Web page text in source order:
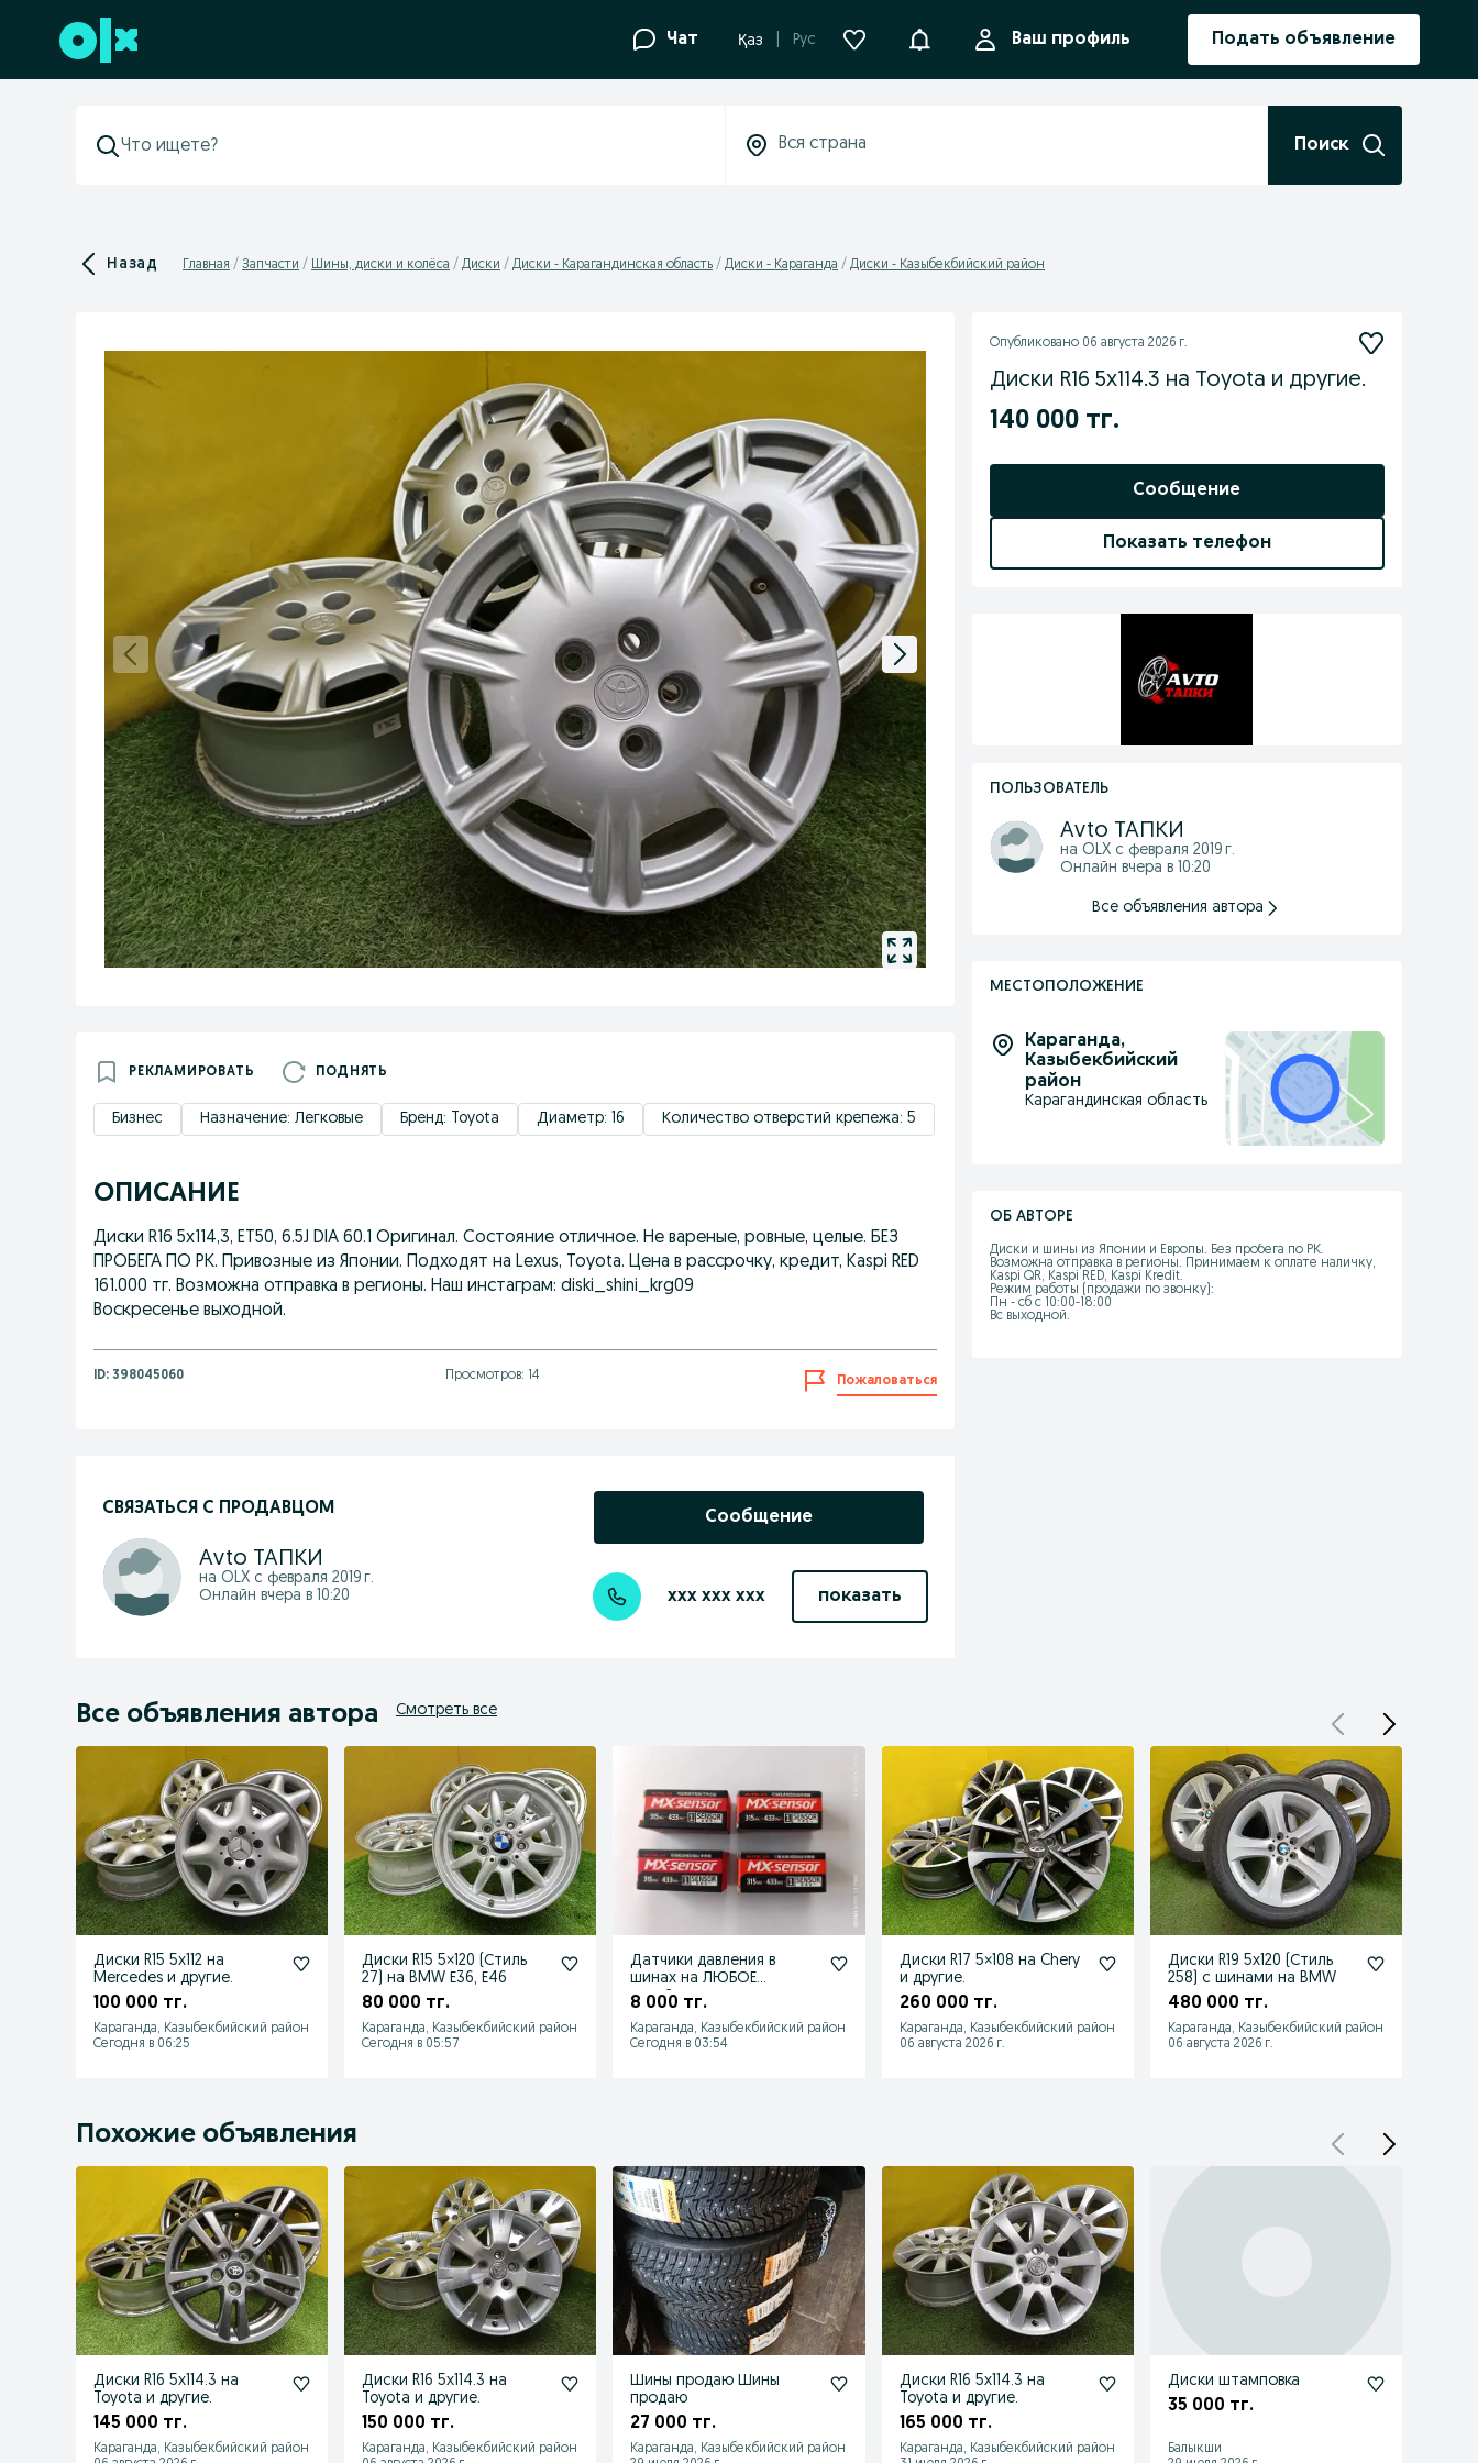
Перейти к нижнему колонтитулу Чат Қаз Рус УведомленияВаш профиль Подать объявление
Поиск
Назад Главная Запчасти Шины, диски и колёса Диски Диски - Карагандинская область Диски - Караганда Диски - Казыбекбийский район
РЕКЛАМИРОВАТЬ ПОДНЯТЬ
Бизнес Назначение: Легковые Бренд: Toyota Диаметр: 16 Количество отверстий крепежа: 5
ОПИСАНИЕ
Диски R16 5x114,3, ET50, 6.5J DIA 60.1 Оригинал. Состояние отличное. Не вареные, ровные, целые. БЕЗ
ПРОБЕГА ПО РК. Привозные из Японии. Подходят на Lexus, Toyota. Цена в рассрочку, кредит, Kaspi RED
161.000 тг. Возможна отправка в регионы. Наш инстаграм: diski_shini_krg09
Воскресенье выходной.
ID: 398045060 Просмотров: 14 Пожаловаться
СВЯЗАТЬСЯ С ПРОДАВЦОМ
Аvto ТАПКИ
на OLX с февраля 2019 г.
Онлайн вчера в 10:20
Сообщение
xxx xxx xxx показать
Опубликовано 06 августа 2026 г.
Диски R16 5x114.3 на Toyota и другие.
140 000 тг.
Сообщение
Показать телефон
ПОЛЬЗОВАТЕЛЬ
Аvto ТАПКИ
на OLX с февраля 2019 г.
Онлайн вчера в 10:20
Все объявления автора
МЕСТОПОЛОЖЕНИЕ
Караганда,
Казыбекбийский
район
Карагандинская область
ОБ АВТОРЕ
Диски и шины из Японии и Европы. Без пробега по РК.
Возможна отправка в регионы. Принимаем к оплате наличку,
Kaspi QR, Kaspi RED, Kaspi Kredit.
Режим работы (продажи по звонку):
Пн - сб с 10:00-18:00
Вс выходной.
Все объявления автора Смотреть все
Диски R15 5x112 на
Mercedes и другие.
100 000 тг.
Караганда, Казыбекбийский район
Сегодня в 06:25
Диски R15 5×120 (Стиль
27) на BMW Е36, Е46
80 000 тг.
Караганда, Казыбекбийский район
Сегодня в 05:57
Датчики давления в
шинах на ЛЮБОЕ
китайские авто.
8 000 тг.
Караганда, Казыбекбийский район
Сегодня в 03:54
Диски R17 5×108 на Chery
и другие.
260 000 тг.
Караганда, Казыбекбийский район
06 августа 2026 г.
Диски R19 5x120 (Стиль
258) c шинами на BMW
480 000 тг.
Караганда, Казыбекбийский район
06 августа 2026 г.
Похожие объявления
Диски R16 5x114.3 на
Toyota и другие.
145 000 тг.
Караганда, Казыбекбийский район
Диски R16 5x114.3 на
Toyota и другие.
150 000 тг.
Караганда, Казыбекбийский район
Шины продаю Шины
продаю
27 000 тг.
Караганда, Казыбекбийский район
Диски R16 5x114.3 на
Toyota и другие.
165 000 тг.
Караганда, Казыбекбийский район
Диски штамповка
35 000 тг.
Балыкши